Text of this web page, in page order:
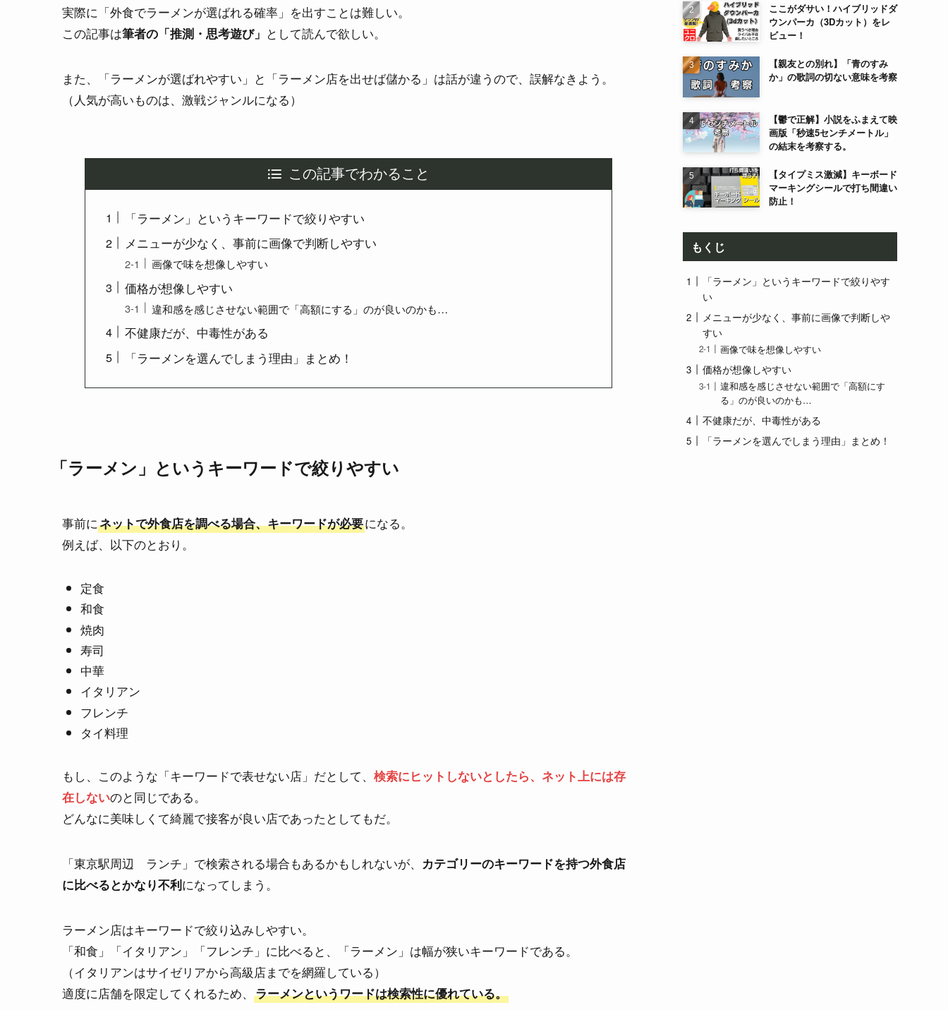
実際に「外食でラーメンが選ばれる確率」を出すことは難しい。
この記事は筆者の「推測・思考遊び」 として読んで欲しい。
また、「ラーメンが選ばれやすい」と「ラーメン店を出せば儲かる」は話が違うので、誤解なきよう。
（人気が高いものは、激戦ジャンルになる）
この記事でわかること
「ラーメン」というキーワードで絞りやすい
メニューが少なく、事前に画像で判断しやすい
画像で味を想像しやすい
価格が想像しやすい
違和感を感じさせない範囲で「高額にする」のが良いのかも…
不健康だが、中毒性がある
「ラーメンを選んでしまう理由」まとめ！
「ラーメン」というキーワードで絞りやすい
事前にネットで外食店を調べる場合、キーワードが必要になる。
例えば、以下のとおり。
定食
和食
焼肉
寿司
中華
イタリアン
フレンチ
タイ料理
もし、このような「キーワードで表せない店」だとして、 検索にヒットしないとしたら、ネット上には存
在しないのと同じである。
どんなに美味しくて綺麗で接客が良い店であったとしてもだ。
「東京駅周辺 ランチ」で検索される場合もあるかもしれないが、
カテゴリーのキーワードを持つ外食店
に比べるとかなり不利になってしまう。
ラーメン店はキーワードで絞り込みしやすい。
「和食」「イタリアン」「フレンチ」に比べると、「ラーメン」は幅が狭いキーワードである。
（イタリアンはサイゼリアから高級店までを網羅している）
適度に店舗を限定してくれるため、
ラーメンというワードは検索性に優れている。
ここがダサい！ハイブリッドダ
ウンパーカ（3Dカット）をレ
ビュー！
【親友との別れ】「青のすみ
か」の歌詞の切ない意味を考察
【鬱で正解】小説をふまえて映
画版「秒速5センチメートル」
の結末を考察する。
【タイプミス激減】キーボード
マーキングシールで打ち間違い
防止！
もくじ
「ラーメン」というキーワードで絞りやす
い
メニューが少なく、事前に画像で判断しや
すい
画像で味を想像しやすい
価格が想像しやすい
違和感を感じさせない範囲で「高額にす
る」のが良いのかも…
不健康だが、中毒性がある
「ラーメンを選んでしまう理由」まとめ！